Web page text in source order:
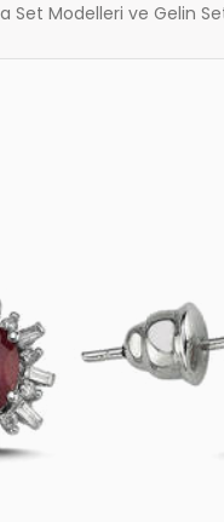
Set Modelleri ve Gelin